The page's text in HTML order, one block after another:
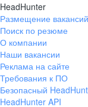
HeadHunter
Размещение вакансий
Поиск по резюме
О компании
Наши вакансии
Реклама на сайте
Требования к ПО
Безопасный
HeadHunter API